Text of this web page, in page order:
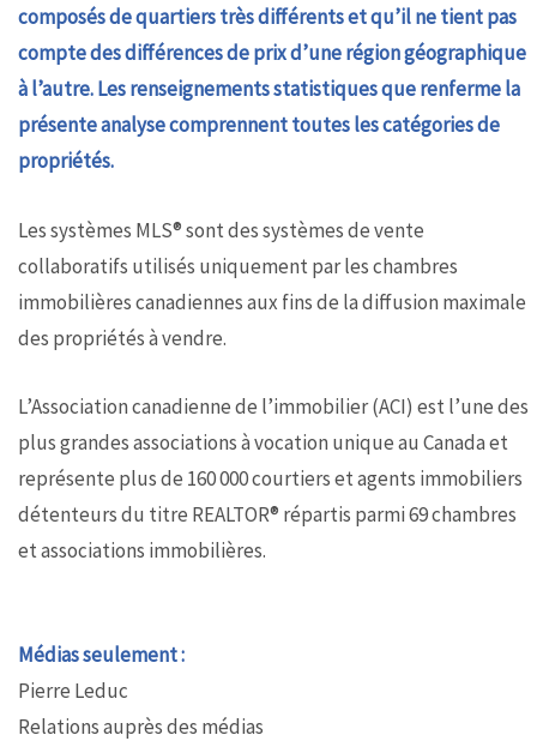
composés de quartiers très différents et qu’il ne tient pas
compte des différences de prix d’une région géographique
à l’autre. Les renseignements statistiques que renferme la
présente analyse comprennent toutes les catégories de
propriétés.
Les systèmes MLS® sont des systèmes de vente
collaboratifs utilisés uniquement par les chambres
immobilières canadiennes aux fins de la diffusion maximale
des propriétés à vendre.
L’Association canadienne de l’immobilier (ACI) est l’une des
plus grandes associations à vocation unique au Canada et
représente plus de 160 000 courtiers et agents immobiliers
détenteurs du titre REALTOR® répartis parmi 69 chambres
et associations immobilières.
Médias seulement :
Pierre Leduc
Relations auprès des médias